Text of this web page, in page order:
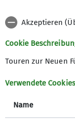
Akzeptieren
Cookie
Touren zur Neuen
Verwendete Cookies
Name